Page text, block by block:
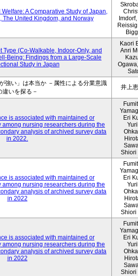
A Comparative Study of Japan,
The United Kingdom, and Norway
Type (Co-Walkable, Indoor-Only, and
Being: Findings from a Large-Scale
Study in Japan
Kaori
Anri
強い」は本当か －属性による分業意識
違いを探る－
井上
is associated with maintained or
nursing researchers during the
analysis of archived survey data
in 2022.
Eri
Shiori
is associated with maintained or
nursing researchers during the
analysis of archived survey data
in 2022
Eri
Shiori
is associated with maintained or
nursing researchers during the
analysis of archived survey data
in 2022
Eri
Shiori